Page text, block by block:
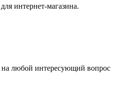
интернет-магазина.
любой интересующий вопрос